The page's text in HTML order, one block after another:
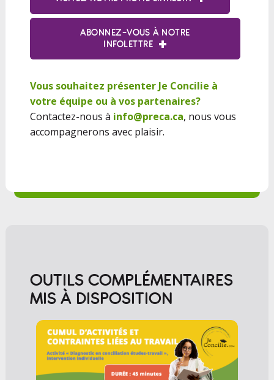
ABONNEZ-VOUS À NOTRE
INFOLETTRE
Vous souhaitez présenter Je Concilie à
votre équipe ou à vos partenaires?
Contactez-nous à info@preca.ca, nous vous
accompagnerons avec plaisir.
OUTILS COMPLÉMENTAIRES
MIS À DISPOSITION